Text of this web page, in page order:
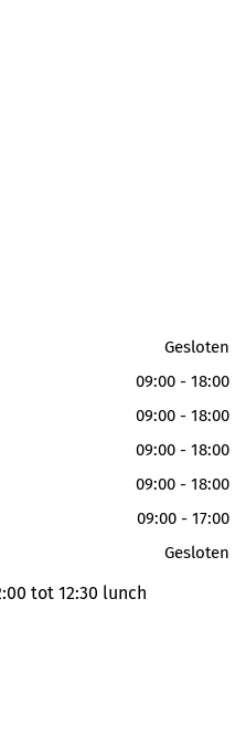
Gesloten
09:00 - 18:00
09:00 - 18:00
09:00 - 18:00
09:00 - 18:00
09:00 - 17:00
Gesloten
tot 12:30 lunch